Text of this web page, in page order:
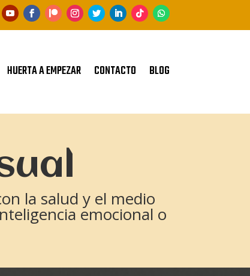
HUERTA A EMPEZAR CONTACTO BLOG
la salud y el medio
emocional o